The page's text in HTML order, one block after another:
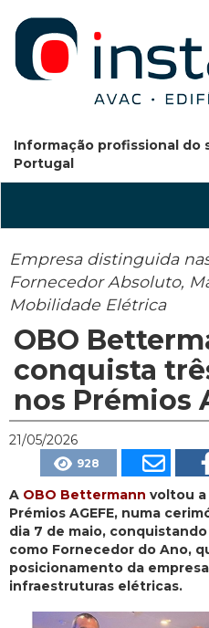
Informação profissional do
Portugal
Empresa distinguida
Fornecedor Absoluto,
Mobilidade Elétrica
OBO
conquista
nos Prémios
21/05/2026
928
A OBO Bettermann voltou
Prémios AGEFE, numa
dia 7 de maio,
como Fornecedor do Ano,
posicionamento da
infraestruturas elétricas.